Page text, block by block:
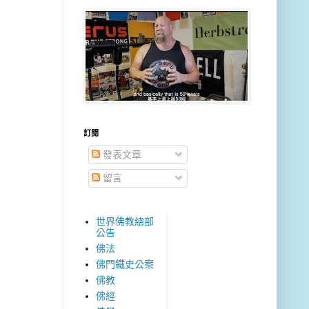
訂閱
發表文章
留言
世界佛教總部
公告
佛法
佛門鐵史公案
佛教
佛經